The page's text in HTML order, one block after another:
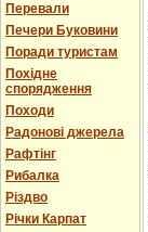
Перевали
Печери Буковини
Поради туристам
Похідне
спорядження
Походи
Радонові джерела
Рафтінг
Рибалка
Різдво
Річки Карпат